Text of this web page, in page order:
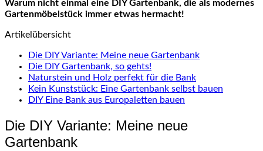
Warum nicht einmal eine DIY Gartenbank, die als modernes
Gartenmöbelstück immer etwas hermacht!
Artikelübersicht
Die DIY Variante: Meine neue Gartenbank
Die DIY Gartenbank, so gehts!
Naturstein und Holz perfekt für die Bank
Kein Kunststück: Eine Gartenbank selbst bauen
DIY Eine Bank aus Europaletten bauen
Die DIY Variante: Meine neue
Gartenbank